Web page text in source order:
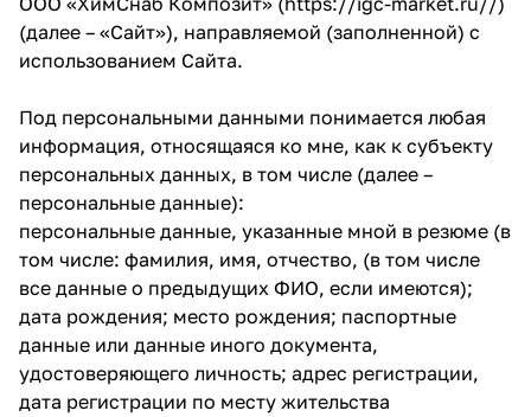
(далее – «Сайт»), направляемой (заполненной) с
использованием Сайта.
Под персональными данными понимается любая
информация, относящаяся ко мне, как к субъекту
персональных данных, в том числе (далее –
персональные данные):
персональные данные, указанные мной в резюме (в
том числе: фамилия, имя, отчество, (в том числе
все данные о предыдущих ФИО, если имеются);
дата рождения; место рождения; паспортные
данные или данные иного документа,
удостоверяющего личность; адрес регистрации,
дата регистрации по месту жительства